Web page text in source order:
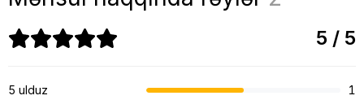
5 / 5
5 ulduz
1